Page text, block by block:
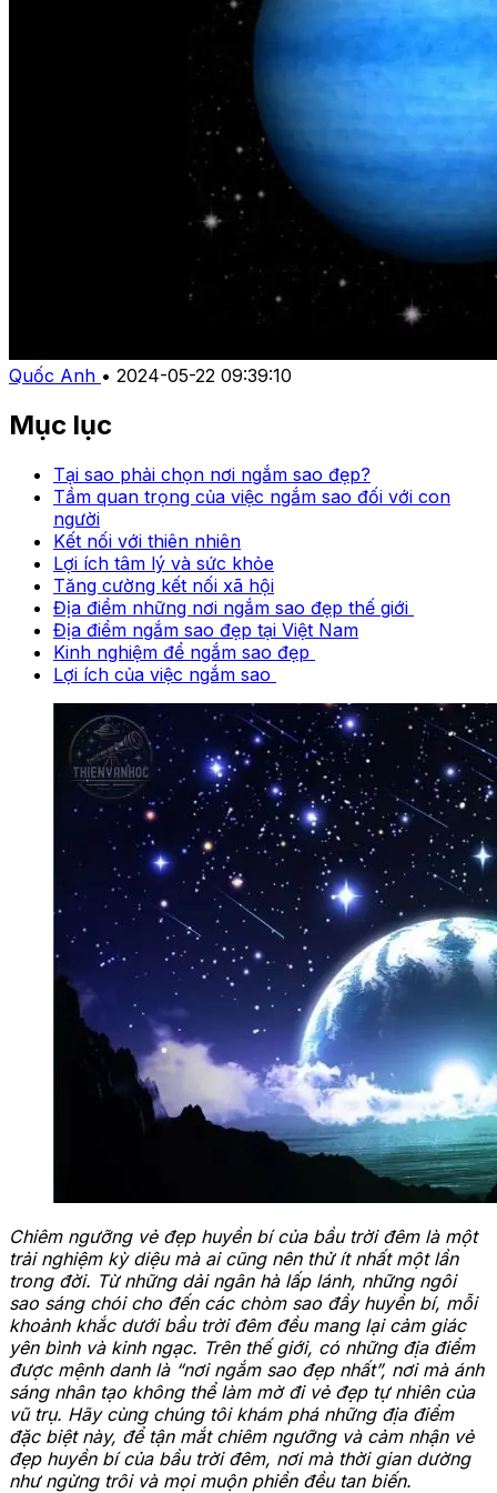
Quốc Anh • 2024-05-22 09:39:10
Mục lục
Tại sao phải chọn nơi ngắm sao đẹp?
Tầm quan trọng của việc ngắm sao đối với con
người
Kết nối với thiên nhiên
Lợi ích tâm lý và sức khỏe
Tăng cường kết nối xã hội
Địa điểm những nơi ngắm sao đẹp thế giới
Địa điểm ngắm sao đẹp tại Việt Nam
Kinh nghiệm để ngắm sao đẹp
Lợi ích của việc ngắm sao
Chiêm ngưỡng vẻ đẹp huyền bí của bầu trời đêm là một
trải nghiệm kỳ diệu mà ai cũng nên thử ít nhất một lần
trong đời. Từ những dải ngân hà lấp lánh, những ngôi
sao sáng chói cho đến các chòm sao đầy huyền bí, mỗi
khoảnh khắc dưới bầu trời đêm đều mang lại cảm giác
yên bình và kinh ngạc. Trên thế giới, có những địa điểm
được mệnh danh là “nơi ngắm sao đẹp nhất”, nơi mà ánh
sáng nhân tạo không thể làm mờ đi vẻ đẹp tự nhiên của
vũ trụ. Hãy cùng chúng tôi khám phá những địa điểm
đặc biệt này, để tận mắt chiêm ngưỡng và cảm nhận vẻ
đẹp huyền bí của bầu trời đêm, nơi mà thời gian dường
như ngừng trôi và mọi muộn phiền đều tan biến.